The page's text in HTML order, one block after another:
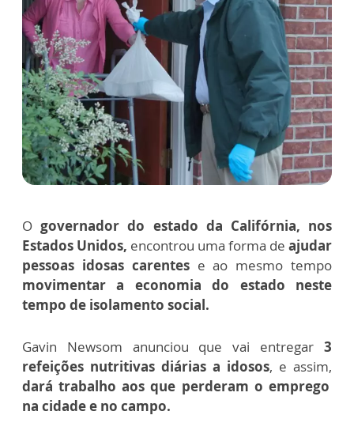
O governador do estado da Califórnia, nos
Estados Unidos, encontrou uma forma de ajudar
pessoas idosas carentes e ao mesmo tempo
movimentar a economia do estado neste
tempo de isolamento social.
Gavin Newsom anunciou que vai entregar 3
refeições nutritivas diárias a idosos, e assim,
dará trabalho aos que perderam o emprego
na cidade e no campo.